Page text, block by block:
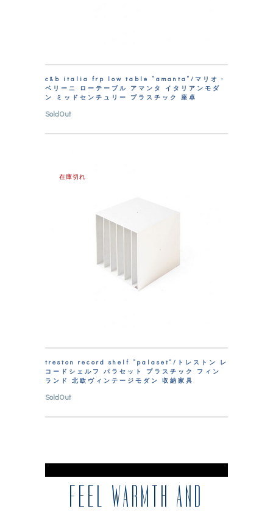
c&b italia frp low table “amanta”/マリオ・
ベリーニ ローテーブル アマンタ イタリアンモダ
ン ミッドセンチュリー プラスチック 座卓
SoldOut
在庫切れ
treston record shelf “palaset”/トレストン レ
コードシェルフ パラセット プラスチック フィン
ランド 北欧ヴィンテージモダン 収納家具
SoldOut
FEEL WARMTH AND